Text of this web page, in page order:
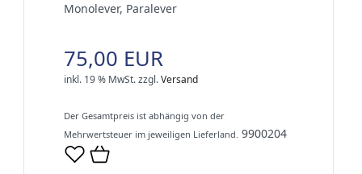
Monolever, Paralever
75,00 EUR
inkl. 19 % MwSt.zzgl.Versand
Der Gesamtpreis ist abhängig von der
Mehrwertsteuer im jeweiligen Lieferland. 9900204